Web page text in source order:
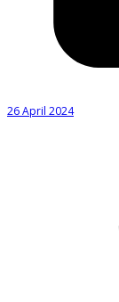
26 April 2024